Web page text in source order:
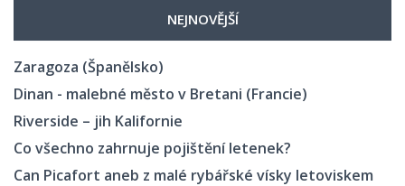
NEJNOVĚJŠÍ
Zaragoza (Španělsko)
Dinan - malebné město v Bretani (Francie)
Riverside – jih Kalifornie
Co všechno zahrnuje pojištění letenek?
Can Picafort aneb z malé rybářské vísky letoviskem